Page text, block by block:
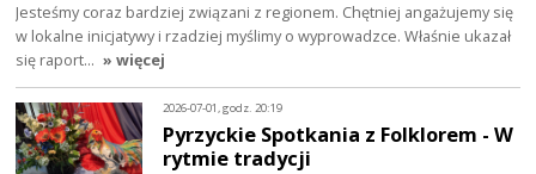
Jesteśmy coraz bardziej związani z regionem. Chętniej angażujemy się
w lokalne inicjatywy i rzadziej myślimy o wyprowadzce. Właśnie ukazał
się raport… » więcej
2026-07-01, godz. 20:19
Pyrzyckie Spotkania z Folklorem - W
rytmie tradycji